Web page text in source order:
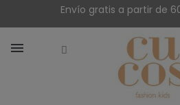
Envío gratis a partir de